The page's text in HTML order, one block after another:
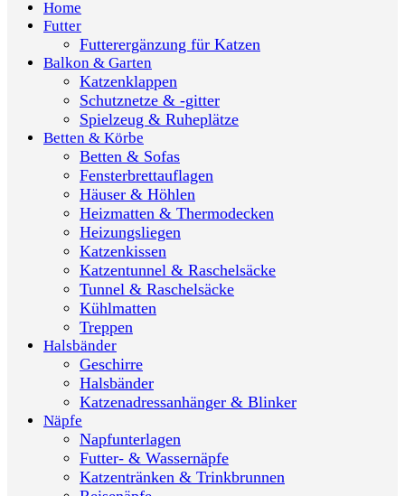
Home
Futter
Futterergänzung für Katzen
Balkon & Garten
Katzenklappen
Schutznetze & -gitter
Spielzeug & Ruheplätze
Betten & Körbe
Betten & Sofas
Fensterbrettauflagen
Häuser & Höhlen
Heizmatten & Thermodecken
Heizungsliegen
Katzenkissen
Katzentunnel & Raschelsäcke
Tunnel & Raschelsäcke
Kühlmatten
Treppen
Halsbänder
Geschirre
Halsbänder
Katzenadressanhänger & Blinker
Näpfe
Napfunterlagen
Futter- & Wassernäpfe
Katzentränken & Trinkbrunnen